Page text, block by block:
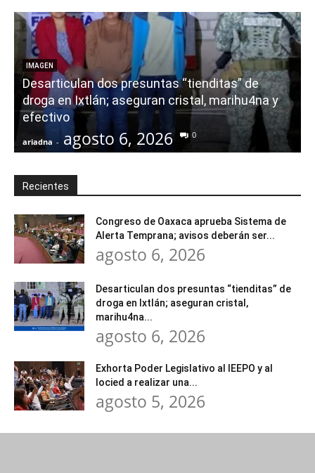
IMAGEN
Desarticulan dos presuntas “tienditas” de
droga en Ixtlán; aseguran cristal, marihu4na y
efectivo
ariadna - agosto 6, 2026 0
Recientes
Congreso de Oaxaca aprueba Sistema de
Alerta Temprana; avisos deberán ser...
agosto 6, 2026
Desarticulan dos presuntas “tienditas” de
droga en Ixtlán; aseguran cristal,
marihu4na...
agosto 6, 2026
Exhorta Poder Legislativo al IEEPO y al
Iocied a realizar una...
agosto 5, 2026